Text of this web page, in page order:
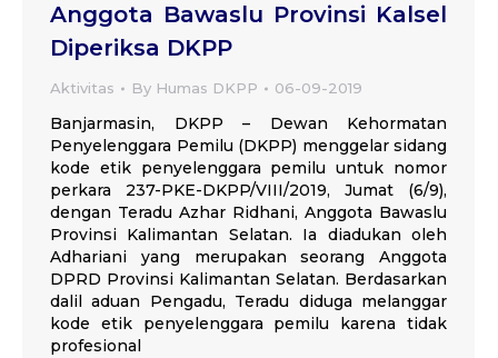
Anggota Bawaslu Provinsi Kalsel
Diperiksa DKPP
Aktivitas By Humas DKPP 06-09-2019
Banjarmasin, DKPP – Dewan Kehormatan
Penyelenggara Pemilu (DKPP) menggelar sidang
kode etik penyelenggara pemilu untuk nomor
perkara 237-PKE-DKPP/VIII/2019, Jumat (6/9),
dengan Teradu Azhar Ridhani, Anggota Bawaslu
Provinsi Kalimantan Selatan. Ia diadukan oleh
Adhariani yang merupakan seorang Anggota
DPRD Provinsi Kalimantan Selatan. Berdasarkan
dalil aduan Pengadu, Teradu diduga melanggar
kode etik penyelenggara pemilu karena tidak
profesional